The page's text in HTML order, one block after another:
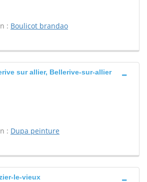
: Boulicot brandao
sur allier, Bellerive-sur-allier
: Dupa peinture
le-vieux